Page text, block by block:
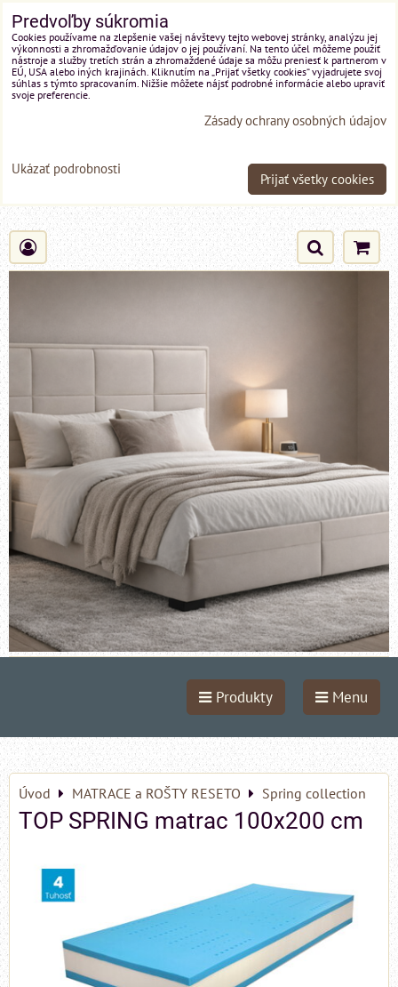
Produkty Menu
Úvod MATRACE a ROŠTY RESETO Spring collection
TOP SPRING matrac 100x200 cm
Predvoľby súkromia
Cookies používame na zlepšenie vašej návštevy tejto webovej stránky, analýzu jej
výkonnosti a zhromažďovanie údajov o jej používaní. Na tento účel môžeme použiť
nástroje a služby tretích strán a zhromaždené údaje sa môžu preniesť k partnerom v
EÚ, USA alebo iných krajinách. Kliknutím na „Prijať všetky cookies“ vyjadrujete svoj
súhlas s týmto spracovaním. Nižšie môžete nájsť podrobné informácie alebo upraviť
svoje preferencie.
Zásady ochrany osobných údajov
Ukázať podrobnosti
Prijať všetky cookies